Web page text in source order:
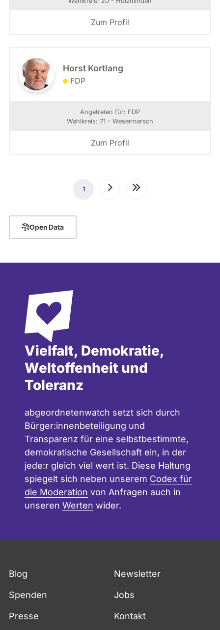
Zum Profil
Horst Kortlang
FDP
Angetreten für: FDP
Wahlkreis: 71 - Wesermarsch
Zum Profil
Seitennummerierung
Aktuelle
1 NächsteLetzte
Open Data
Vielfalt, Demokratie,
Weltoffenheit und
Toleranz
abgeordnetenwatch setzt sich durch
Bürger:innenbeteiligung und
Transparenz für eine selbstbestimmte,
demokratische Gesellschaft ein, in der
jede:r gleich viel wert ist. Diese Haltung
spiegelt sich neben unserem Codex für
die Moderation von Anfragen auch in
unseren Werten wider.
Blog Newsletter
Spenden Jobs
Presse Kontakt